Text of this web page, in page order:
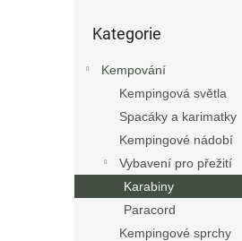
a
n
kategorie
Kategorie
Kempování
Kempingová světla
Spacáky a karimatky
Kempingové nádobí
Vybavení pro přežití
Karabiny
Paracord
Kempingové sprchy